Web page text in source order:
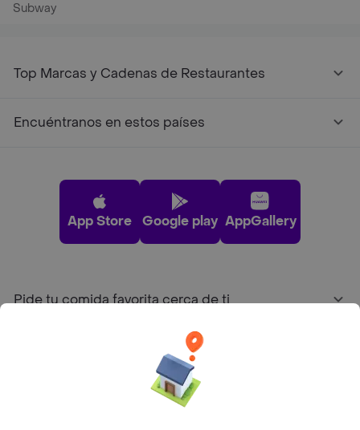
Subway
Top Marcas y Cadenas de Restaurantes
Encuéntranos en estos países
App Store Google play AppGallery
Pide tu comida favorita cerca de ti